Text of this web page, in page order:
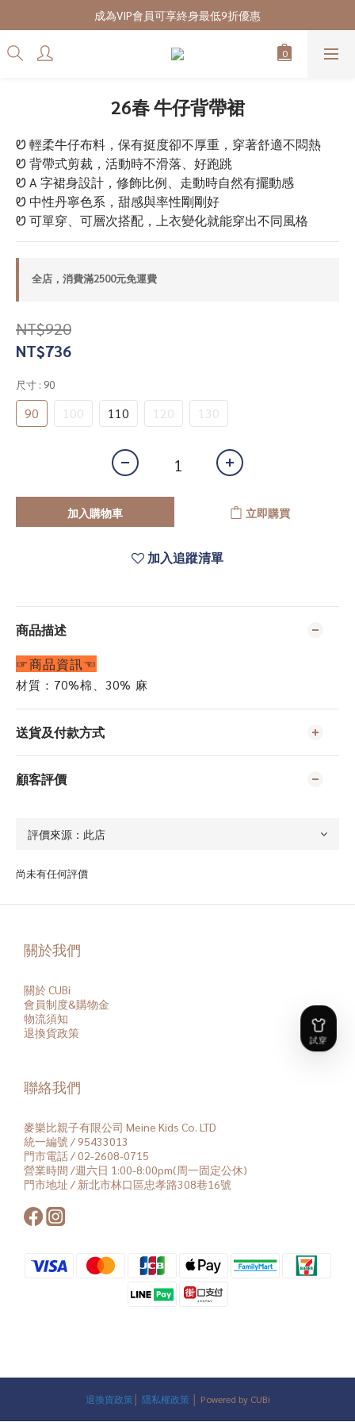
7/28-8/20 CUBi 收藏季全館買二送一
成為VIP會員可享終身最低9折優惠
7/28-8/20 CUBi 收藏季全館買二送一
26春 牛仔背帶裙
Ꮼ 輕柔牛仔布料，保有挺度卻不厚重，穿著舒適不悶熱
Ꮼ 背帶式剪裁，活動時不滑落、好跑跳
Ꮼ A 字裙身設計，修飾比例、走動時自然有擺動感
Ꮼ 中性丹寧色系，甜感與率性剛剛好
Ꮼ 可單穿、可層次搭配，上衣變化就能穿出不同風格
全店，消費滿2500元免運費
NT$920
NT$736
尺寸 : 90
90 100 110 120 130
加入購物車 立即購買
加入追蹤清單
商品描述
☞商品資訊☜
材質：70%棉、30% 麻
送貨及付款方式
顧客評價
尚未有任何評價
關於我們
關於 CUBi
會員制度&購物金
物流須知
退換貨政策
聯絡我們
麥樂比親子有限公司 Meine Kids Co. LTD
統一編號 / 95433013
門市電話 / 02-2608-0715
營業時間 /週六日 1:00-8:00pm(周一固定公休)
門市地址 / 新北市林口區忠孝路308巷16號
退換貨政策 隱私權政策 │ Powered by CUBi